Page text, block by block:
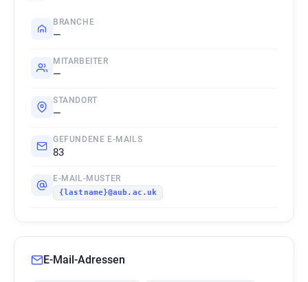
BRANCHE
—
MITARBEITER
—
STANDORT
—
GEFUNDENE E-MAILS
83
E-MAIL-MUSTER
{lastname}@aub.ac.uk
E-Mail-Adressen